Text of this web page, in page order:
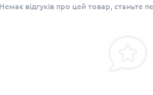
Немає відгуків про цей товар, станьте